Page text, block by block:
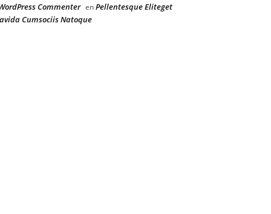
Commenter enPellentesque Eliteget
Cumsociis Natoque